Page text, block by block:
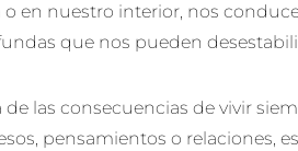
o en nuestro interior, nos
que nos pueden
de las consecuencias de vivir
pensamientos o relaciones,